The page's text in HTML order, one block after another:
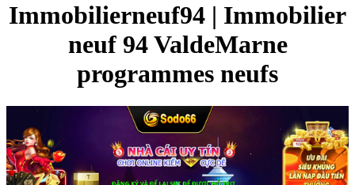
Immobilierneuf94 | Immobilier
neuf 94 ValdeMarne
programmes neufs